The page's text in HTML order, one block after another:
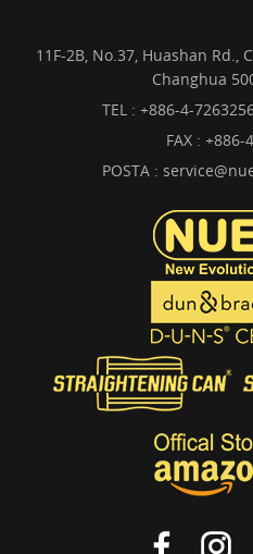
11F-2B, No.37, Huashan Rd.,
Changhua
TEL : +886-4-
FAX : +886-
POSTA :